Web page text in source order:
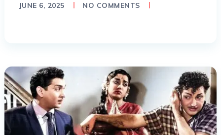
JUNE 6, 2025 NO COMMENTS